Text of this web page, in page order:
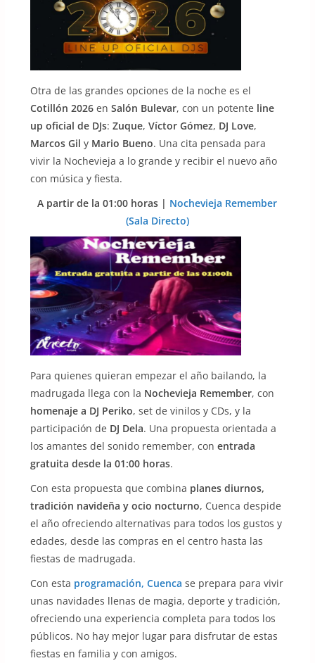
Otra de las grandes opciones de la noche es el
Cotillón 2026en Salón Bulevar, con un potente line
up oficial de DJs: Zuque, Víctor Gómez, DJ Love,
Marcos Gil y Mario Bueno. Una cita pensada para
vivir la Nochevieja a lo grande y recibir el nuevo año
con música y fiesta.
A partir de la 01:00 horas | Nochevieja Remember
(Sala Directo)
Para quienes quieran empezar el año bailando, la
madrugada llega con la Nochevieja Remember, con
homenaje a DJ Periko, set de vinilos y CDs, y la
participación de DJ Dela. Una propuesta orientada a
los amantes del sonido remember, con entrada
gratuita desde la 01:00 horas.
Con esta propuesta que combina planes diurnos,
tradición navideña y ocio nocturno, Cuenca despide
el año ofreciendo alternativas para todos los gustos y
edades, desde las compras en el centro hasta las
fiestas de madrugada.
Con esta programación, Cuenca se prepara para vivir
unas navidades llenas de magia, deporte y tradición,
ofreciendo una experiencia completa para todos los
públicos. No hay mejor lugar para disfrutar de estas
fiestas en familia y con amigos.